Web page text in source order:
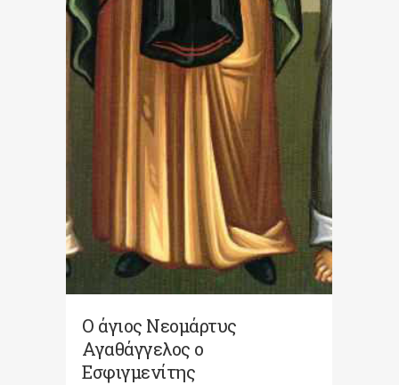
Ο άγιος Νεομάρτυς
Αγαθάγγελος ο
Εσφιγμενίτης